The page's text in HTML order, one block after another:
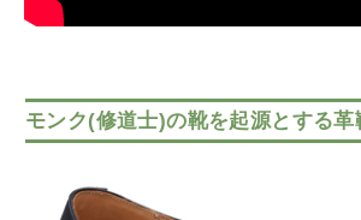
モンク(修道士)の靴を起源とする革